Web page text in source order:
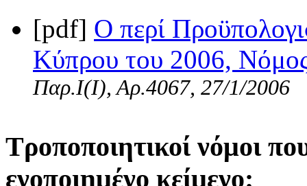
[pdf] Ο περί
Κύπρου του 2006,
Παρ.Ι(I), Αρ.4067, 27/1/2006
Τροποποιητικοί νόμοι
ενοποιημένο κείμενο: